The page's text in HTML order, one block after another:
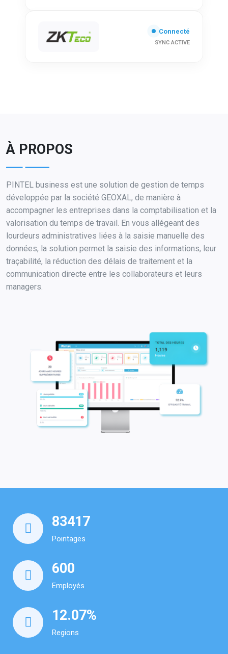
Connecté
SYNC ACTIVE
À PROPOS
PINTEL business est une solution de gestion de temps
développée par la société GEOXAL, de manière à
accompagner les entreprises dans la comptabilisation et la
valorisation du temps de travail. En vous allégeant des
lourdeurs administratives liées à la saisie manuelle des
données, la solution permet la saisie des informations, leur
traçabilité, la réduction des délais de traitement et la
communication directe entre les collaborateurs et leurs
managers.
83417
Pointages
600
Employés
12.07%
Regions